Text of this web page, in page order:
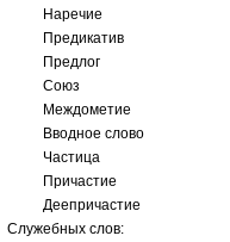
Наречие
Предикатив
Предлог
Союз
Междометие
Вводное слово
Частица
Причастие
Деепричастие
Служебных слов: